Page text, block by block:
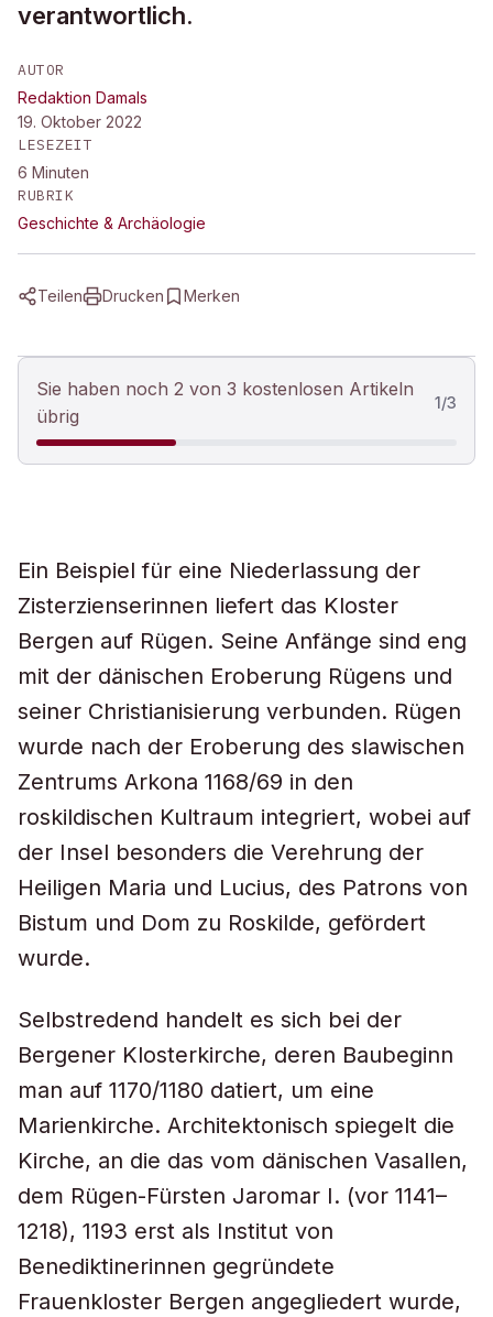
verantwortlich.
AUTOR
Redaktion Damals
19. Oktober 2022
LESEZEIT
6 Minuten
RUBRIK
Geschichte & Archäologie
Teilen Drucken Merken
Sie haben noch 2 von 3 kostenlosen Artikeln
übrig
1/3
Ein Beispiel für eine Niederlassung der
Zisterzienserinnen liefert das Kloster
Bergen auf Rügen. Seine Anfänge sind eng
mit der dänischen Eroberung Rügens und
seiner Christianisierung verbunden. Rügen
wurde nach der Eroberung des slawischen
Zentrums Arkona 1168/69 in den
roskildischen Kultraum integriert, wobei auf
der Insel besonders die Verehrung der
Heiligen Maria und Lucius, des Patrons von
Bistum und Dom zu Roskilde, gefördert
wurde.
Selbstredend handelt es sich bei der
Bergener Klosterkirche, deren Baubeginn
man auf 1170/1180 datiert, um eine
Marienkirche. Architektonisch spiegelt die
Kirche, an die das vom dänischen Vasallen,
dem Rügen-Fürsten Jaromar I. (vor 1141–
1218), 1193 erst als Institut von
Benediktinerinnen gegründete
Frauenkloster Bergen angegliedert wurde,